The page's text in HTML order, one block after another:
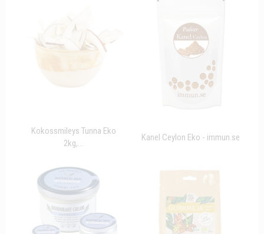
Kokossmileys Tunna Eko
2kg,...
Kanel Ceylon Eko - immun.se